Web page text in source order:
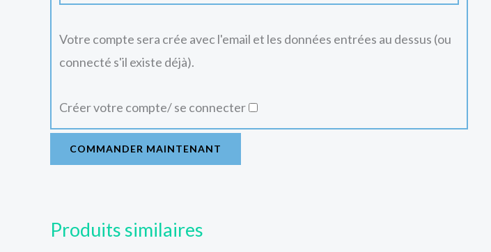
Votre compte sera crée avec l'email et les données entrées au dessus (ou
connecté s'il existe déjà).
Créer votre compte/ se connecter
COMMANDER MAINTENANT
Produits similaires